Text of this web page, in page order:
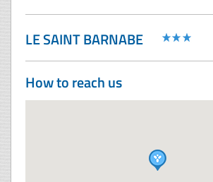
LE SAINT BARNABE
How to reach us